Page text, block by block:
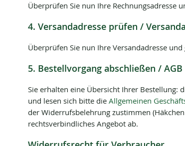
Überprüfen Sie nun Ihre Rechnungsadresse
4. Versandadresse prüfen /
Überprüfen Sie nun Ihre Versandadresse
5. Bestellvorgang abschließen /
Sie erhalten eine Übersicht Ihrer Bestellung:
und lesen sich bitte die Allgemeinen
der Widerrufsbelehrung zustimmen
rechtsverbindliches Angebot ab.